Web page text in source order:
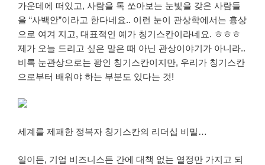
가운데에 떠있고, 사람을 톡 쏘아보는 눈빛을 갖은 사람들
을 “사백안”이라고 한다네요.. 이런 눈이 관상학에서는 흉상
으로 여겨 지고, 대표적인 예가 칭기스칸이라네요. ㅎㅎㅎ
제가 오늘 드리고 싶은 말은 때 아닌 관상이야기가 아니라..
비록 눈관상으로는 꽝인 칭기스칸이지만, 우리가 칭기스칸
으로부터 배워야 하는 부분도 있다는 것!
세계를 제패한 정복자 칭기스칸의 리더십 비밀…
일이든, 기업 비즈니스든 간에 대책 없는 열정만 가지고 되